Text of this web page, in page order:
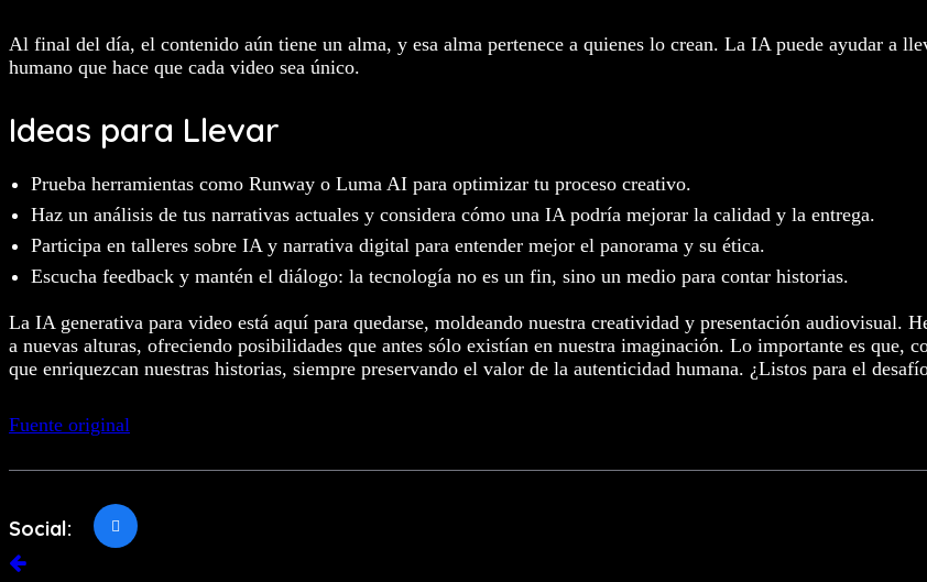
Al final del día, el contenido aún tiene un alma, y esa alma pertenece a quienes lo crean. La IA puede ayudar a
humano que hace que cada video sea único.
Ideas para Llevar
Prueba herramientas como Runway o Luma AI para optimizar tu proceso creativo.
Haz un análisis de tus narrativas actuales y considera cómo una IA podría mejorar la calidad y la entrega.
Participa en talleres sobre IA y narrativa digital para entender mejor el panorama y su ética.
Escucha feedback y mantén el diálogo: la tecnología no es un fin, sino un medio para contar historias.
La IA generativa para video está aquí para quedarse, moldeando nuestra creatividad y presentación audiovisual.
a nuevas alturas, ofreciendo posibilidades que antes sólo existían en nuestra imaginación. Lo importante es que,
que enriquezcan nuestras historias, siempre preservando el valor de la autenticidad humana. ¿Listos para el
Fuente original
Social: